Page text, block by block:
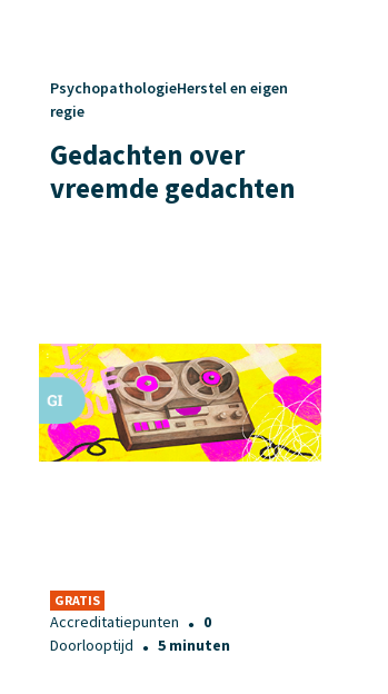
Gedachten over
vreemde gedachten
PsychopathologieHerstel en eigen
regie
GRATIS
Accreditatiepunten ●
0
Doorlooptijd
● 5 minuten